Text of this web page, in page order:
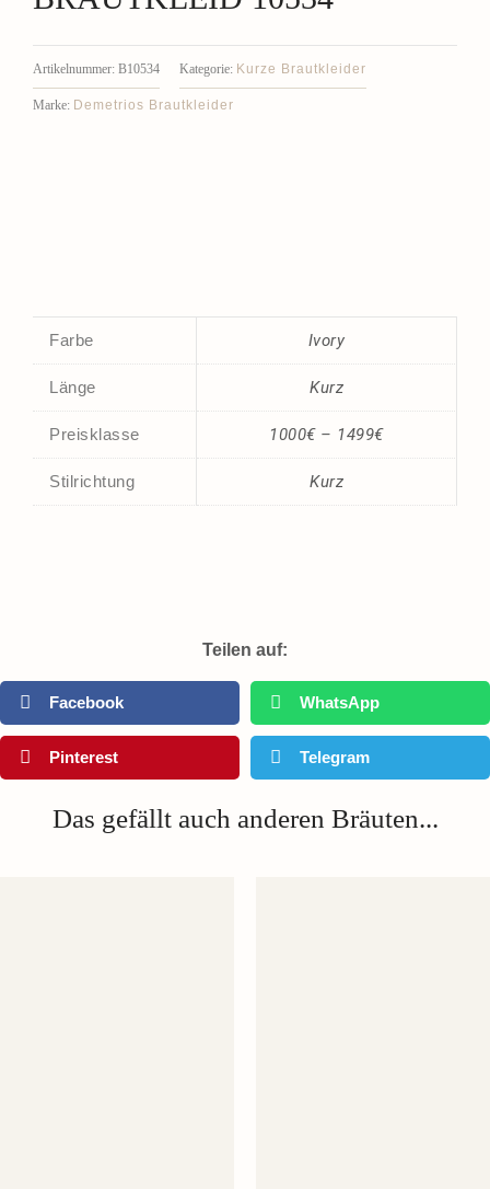
Artikelnummer: B10534 Kategorie: Kurze Brautkleider
Marke: Demetrios Brautkleider
Farbe Ivory
Länge Kurz
Preisklasse 1000€ – 1499€
Stilrichtung Kurz
Teilen auf:
Facebook WhatsApp
Pinterest Telegram
Das gefällt auch anderen Bräuten...